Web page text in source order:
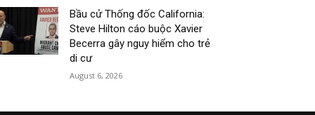
Bầu cử Thống đốc California:
Steve Hilton cáo buộc Xavier
Becerra gây nguy hiểm cho trẻ
di cư
August 6, 2026